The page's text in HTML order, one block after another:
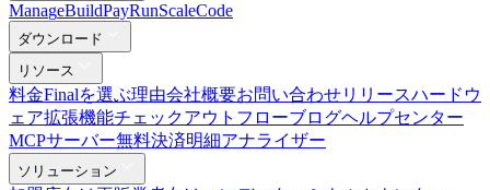
ManageBuildPayRunScaleCode
ダウンロード
リソース
料金Finalを選ぶ理由会社概要お問い合わせリリースハードウ
ェア拡張機能チェックアウトフローブログヘルプセンター
MCPサーバー無料決済明細アナライザー
ソリューション